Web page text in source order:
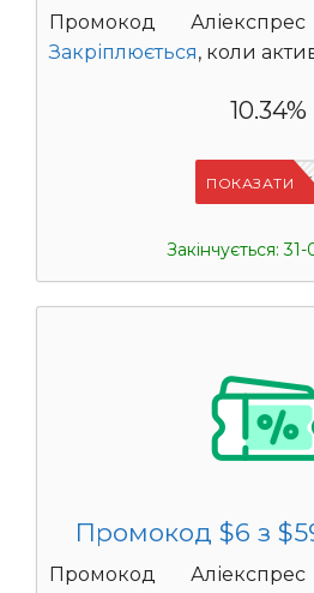
Промокод
Закріплюється, коли
10.34%
ПОКАЗАТИ
Закінчується:
Промокод $6 з
Промокод